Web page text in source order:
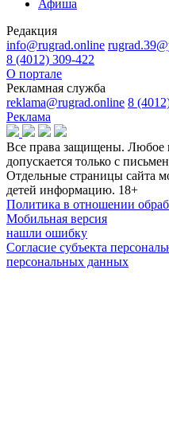
Афиша
Редакция
info@rugrad.online
8 (4012) 309-422
О портале
Рекламная служба
reklama@rugrad.online 8
Реклама
Все права защищены. Любое
допускается только с
Отдельные страницы сайта
детей информацию. 18+
Политика в отношении
Мобильная версия
нашли ошибку
Согласие субъекта
персональных данных